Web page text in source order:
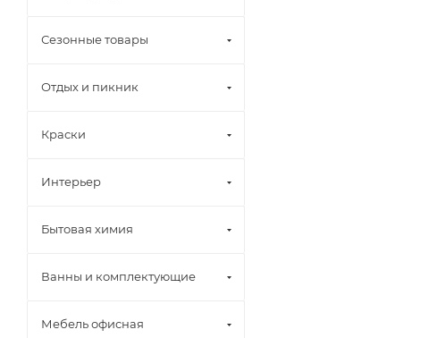
Сезонные товары
Отдых и пикник
Краски
Интерьер
Бытовая химия
Ванны и комплектующие
Мебель офисная